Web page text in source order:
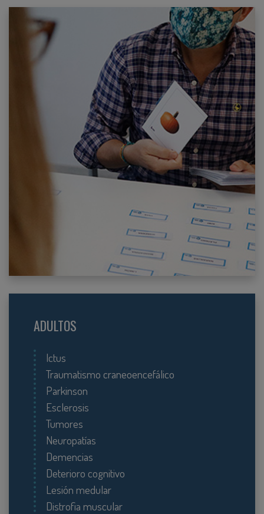
ADULTOS
Ictus
Traumatismo craneoencefálico
Parkinson
Esclerosis
Tumores
Neuropatías
Demencias
Deterioro cognitivo
Lesión medular
Distrofia muscular